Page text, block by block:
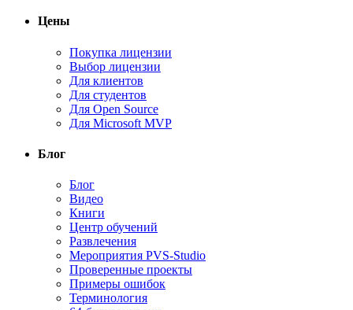
Цены
Покупка лицензии
Выбор лицензии
Для клиентов
Для студентов
Для Open Source
Для Microsoft MVP
Блог
Блог
Видео
Книги
Центр обучений
Развлечения
Мероприятия PVS-Studio
Проверенные проекты
Примеры ошибок
Терминология